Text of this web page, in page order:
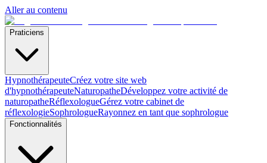
Aller au contenu
Praticiens
HypnothérapeuteCréez votre site web
d'hypnothérapeuteNaturopatheDéveloppez votre activité de
naturopatheRéflexologueGérez votre cabinet de
réflexologieSophrologueRayonnez en tant que sophrologue
Fonctionnalités